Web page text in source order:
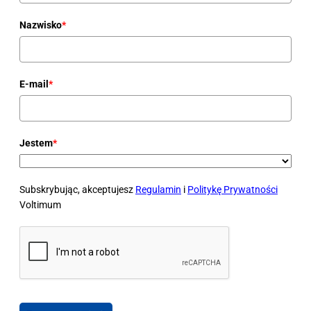
Nazwisko*
E-mail *
Jestem*
Subskrybując, akceptujesz Regulamin i Politykę Prywatności
Voltimum